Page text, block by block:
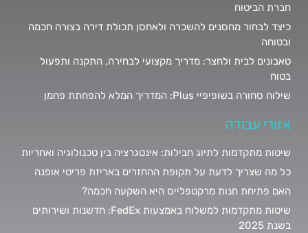
חברת הביטוח
כיצד לבחור מחסנים להשכרה ולאחסן תכולת דירה בצורה חכמה
ובטוחה
טאבונים לבית ולחצר: מדריך מקצועי לבחירה, התקנה ותפעול
בטוח
שילוח סחורה בשופיפיי Plus: המדריך המלא להפחתת פחמן
אזורי עבודה
שיטות מתקדמות לתיוג חבילות: אינטגרציה בין טכנולוגיה ואחריות
כל מה שצריך לדעת על תקופת ההחזרים באריזת פריטי אופנה
האם פתיחת חנות מרקטפלייס היא השקעה חכמה?
שיטות מתקדמות למשלוח באמצעות FedEx: חדשנות ושירותים
בשנת 2025